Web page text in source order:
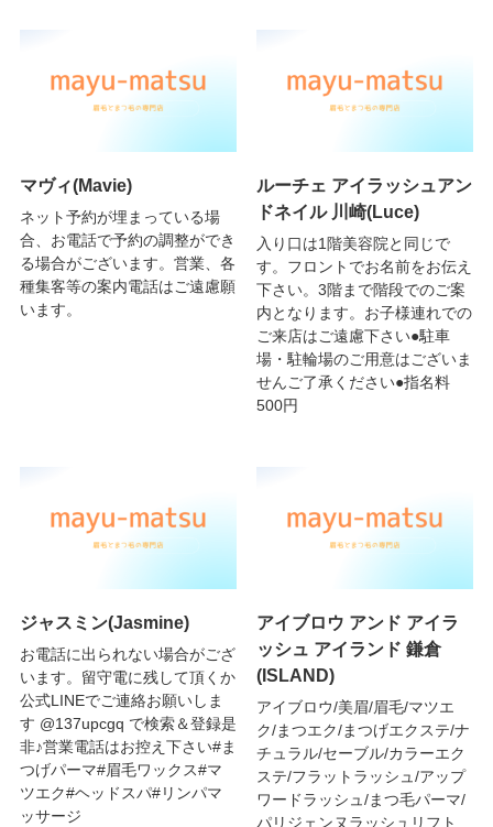
マヴィ(Mavie)
ネット予約が埋まっている場
合、お電話で予約の調整ができ
る場合がございます。営業、各
種集客等の案内電話はご遠慮願
います。
ルーチェ アイラッシュアン
ドネイル 川崎(Luce)
入り口は1階美容院と同じで
す。フロントでお名前をお伝え
下さい。3階まで階段でのご案
内となります。お子様連れでの
ご来店はご遠慮下さい●駐車
場・駐輪場のご用意はございま
せんご了承ください●指名料
500円
ジャスミン(Jasmine)
お電話に出られない場合がござ
います。留守電に残して頂くか
公式LINEでご連絡お願いしま
す @137upcgq で検索＆登録是
非♪営業電話はお控え下さい#ま
つげパーマ#眉毛ワックス#マ
ツエク#ヘッドスパ#リンパマ
ッサージ
アイブロウ アンド アイラ
ッシュ アイランド 鎌倉
(ISLAND)
アイブロウ/美眉/眉毛/マツエ
ク/まつエク/まつげエクステ/ナ
チュラル/セーブル/カラーエク
ステ/フラットラッシュ/アップ
ワードラッシュ/まつ毛パーマ/
パリジェンヌラッシュリフト